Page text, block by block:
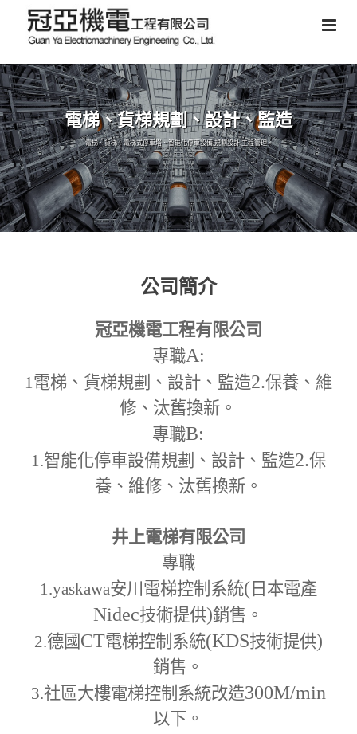
電梯、貨梯規劃、設計、監造
電梯、貨梯、電梯式停車塔、智能化停車設備,規劃設計,工程管理。
公司簡介
冠亞機電工程有限公司
專職A:
1電梯、貨梯規劃、設計、監造2.保養、維
修、汰舊換新。
專職B:
1.智能化停車設備規劃、設計、監造2.保
養、維修、汰舊換新。
井上電梯有限公司
專職
1.yaskawa安川電梯控制系統( 日本電產
Nidec技術提供)銷售。
2.德國 CT電梯控制系統(KDS技術提供)
銷售。
3.社區大樓電梯控制系統改造300M/min
以下。